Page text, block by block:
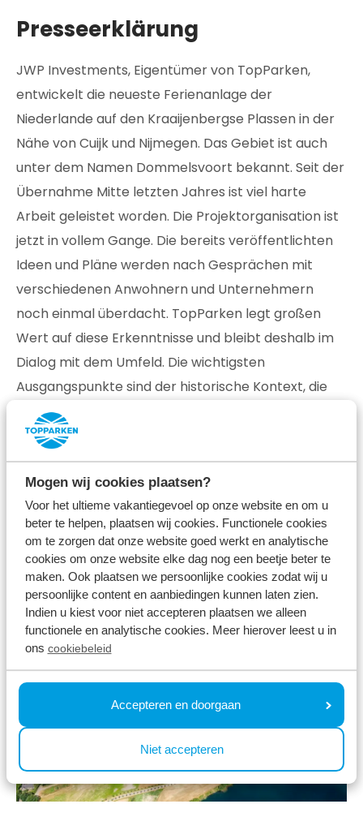
Mogen wij cookies plaatsen?
Voor het ultieme vakantiegevoel op onze website en om u
beter te helpen, plaatsen wij cookies. Functionele cookies
om te zorgen dat onze website goed werkt en analytische
cookies om onze website elke dag nog een beetje beter te
maken. Ook plaatsen we persoonlijke cookies zodat wij u
persoonlijke content en aanbiedingen kunnen laten zien.
Indien u kiest voor niet accepteren plaatsen we alleen
functionele en analytische cookies. Meer hierover leest u in
ons cookiebeleid
Accepteren en doorgaan
Niet accepteren
Presseerklärung
JWP Investments, Eigentümer von TopParken,
entwickelt die neueste Ferienanlage der
Niederlande auf den Kraaijenbergse Plassen in der
Nähe von Cuijk und Nijmegen. Das Gebiet ist auch
unter dem Namen Dommelsvoort bekannt. Seit der
Übernahme Mitte letzten Jahres ist viel harte
Arbeit geleistet worden. Die Projektorganisation ist
jetzt in vollem Gange. Die bereits veröffentlichten
Ideen und Pläne werden nach Gesprächen mit
verschiedenen Anwohnern und Unternehmern
noch einmal überdacht. TopParken legt großen
Wert auf diese Erkenntnisse und bleibt deshalb im
Dialog mit dem Umfeld. Die wichtigsten
Ausgangspunkte sind der historische Kontext, die
Infrastruktur, die Natur und der Bedarf an Tages-
und Übernachtungserholung in den kommenden
Jahren.
Lesen Sie die gesamte Pressemitteilung hier